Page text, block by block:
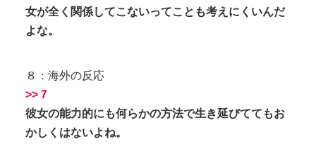
女が全く関係してこないってことも考えにくいんだ
よな。
８：海外の反応
>>７
彼女の能力的にも何らかの方法で生き延びててもお
かしくはないよね。